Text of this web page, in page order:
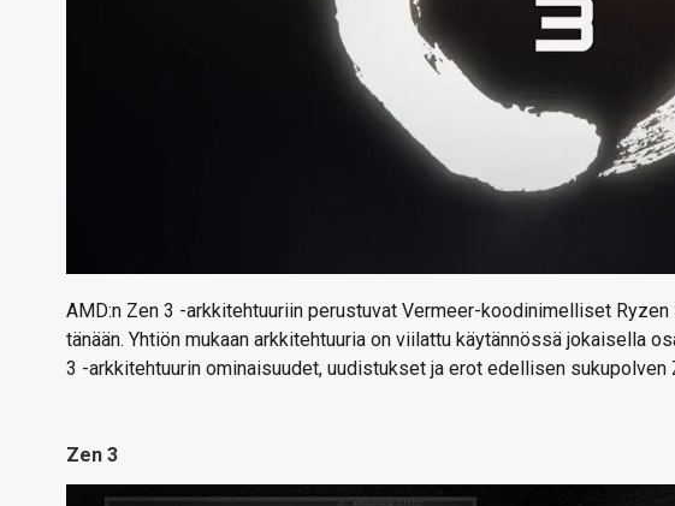
AMD:n Zen 3 -arkkitehtuuriin perustuvat Vermeer-koodinimelliset
tänään. Yhtiön mukaan arkkitehtuuria on viilattu käytännössä jokaisella
3 -arkkitehtuurin ominaisuudet, uudistukset ja erot edellisen sukupolven
Zen 3